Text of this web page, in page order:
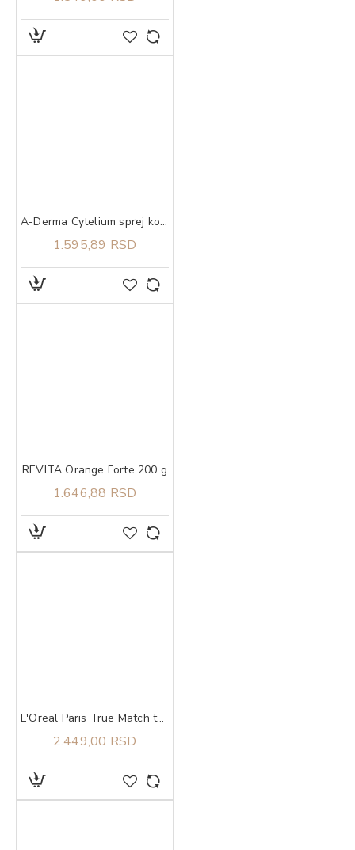
A-Derma Cytelium sprej koji suši i umiruje iritacije na koži 100 ml
1.595,89 RSD
REVITA Orange Forte 200 g
1.646,88 RSD
L'Oreal Paris True Match tonirani serum 1-2
2.449,00 RSD